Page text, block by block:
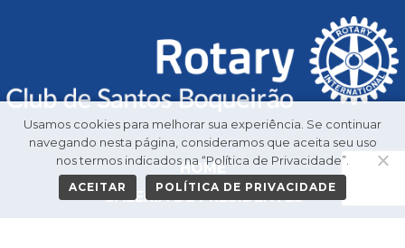
HOME
GALERIA DE PRESIDENTES
Usamos cookies para melhorar sua experiência. Se continuar
navegando nesta página, consideramos que aceita seu uso
nos termos indicados na “Política de Privacidade”.
ACEITAR POLÍTICA DE PRIVACIDADE